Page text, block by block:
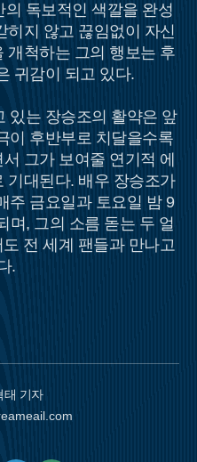
독보적인 색깔을 완성
히지 않고 끊임없이 자신
개척하는 그의 행보는 후
귀감이 되고 있다.
있는 장승조의 활약은 앞
이 후반부로 치달을수록
그가 보여줄 연기적 에
기대된다. 배우 장승조가
주 금요일과 토요일 밤 9
며, 그의 소름 돋는 두 얼
전 세계 팬들과 만나고
.
태 기자